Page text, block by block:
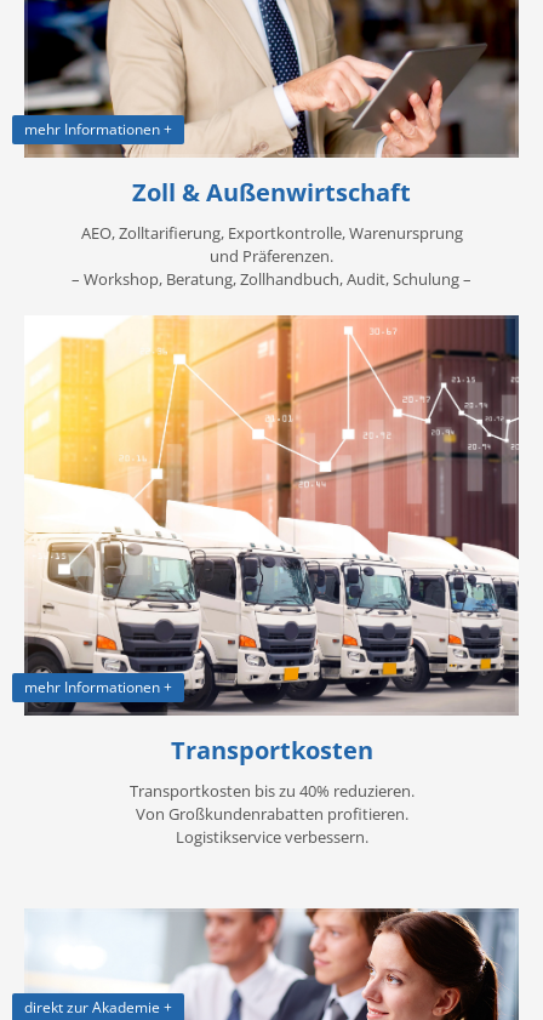
mehr Informationen +
Zoll & Außenwirtschaft
AEO, Zolltarifierung, Exportkontrolle, Warenursprung
und Präferenzen.
– Workshop, Beratung, Zollhandbuch, Audit, Schulung –
mehr Informationen +
Transportkosten
Transportkosten bis zu 40% reduzieren.
Von Großkundenrabatten profitieren.
Logistikservice verbessern.
direkt zur Akademie +